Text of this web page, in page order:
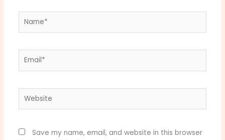
Name*
Email*
Website
Save my name, email, and website in this browser